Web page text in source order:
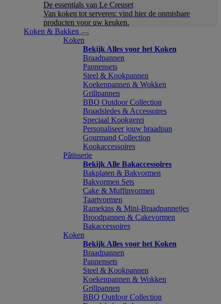
De essentials van Le Creuset
Van koken tot serveren: vind hier de onmisbare
producten voor uw keuken.
Koken & Bakken
Koken
Bekijk Alles voor het Koken
Braadpannen
Pannensets
Steel & Kookpannen
Koekenpannen & Wokken
Grillpannen
BBQ Outdoor Collection
Braadsledes & Accessoires
Speciaal Kookgerei
Personaliseer jouw braadpan
Gourmand Collection
Kookaccessoires
Pâtisserie
Bekijk Alle Bakaccessoires
Bakplaten & Bakvormen
Bakvormen Sets
Cake & Muffinvormen
Taartvormen
Ramekins & Mini-Braadpannetjes
Broodpannen & Cakevormen
Bakaccessoires
Koken
Bekijk Alles voor het Koken
Braadpannen
Pannensets
Steel & Kookpannen
Koekenpannen & Wokken
Grillpannen
BBQ Outdoor Collection